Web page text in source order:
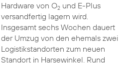
Hardware von O2und E-Plus
versandfertig lagern wird.
Insgesamt sechs Wochen dauert
der Umzug von den ehemals zwei
Logistikstandorten zum neuen
Standort in Harsewinkel. Rund